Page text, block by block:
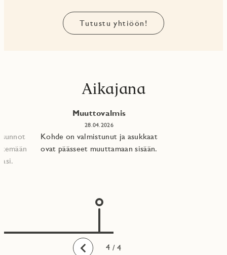
Tutustu yhtiöön!
Aikajana
Taaksepäin
Muuttovalmis
28.04.2026
Kohde on valmistunut ja asukkaat
ovat päässeet muuttamaan sisään.
1
2
3
4 / 4